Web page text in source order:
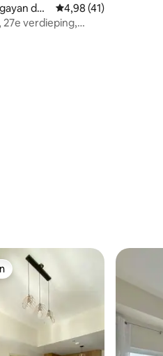
de
Gemiddelde
4,98 (41)
27e verdieping,